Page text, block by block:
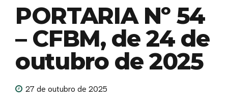
PORTARIA Nº 54
– CFBM, de 24 de
outubro de 2025
27 de outubro de 2025